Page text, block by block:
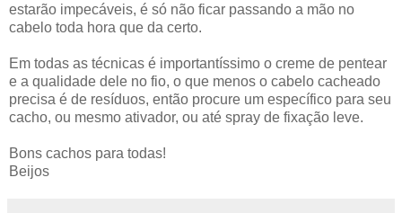
estarão impecáveis, é só não ficar passando a mão no
cabelo toda hora que da certo.
Em todas as técnicas é importantíssimo o creme de pentear
e a qualidade dele no fio, o que menos o cabelo cacheado
precisa é de resíduos, então procure um específico para seu
cacho, ou mesmo ativador, ou até spray de fixação leve.
Bons cachos para todas!
Beijos